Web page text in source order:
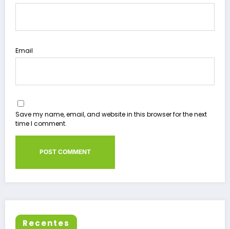
Email
Save my name, email, and website in this browser for the next
time I comment.
Recentes